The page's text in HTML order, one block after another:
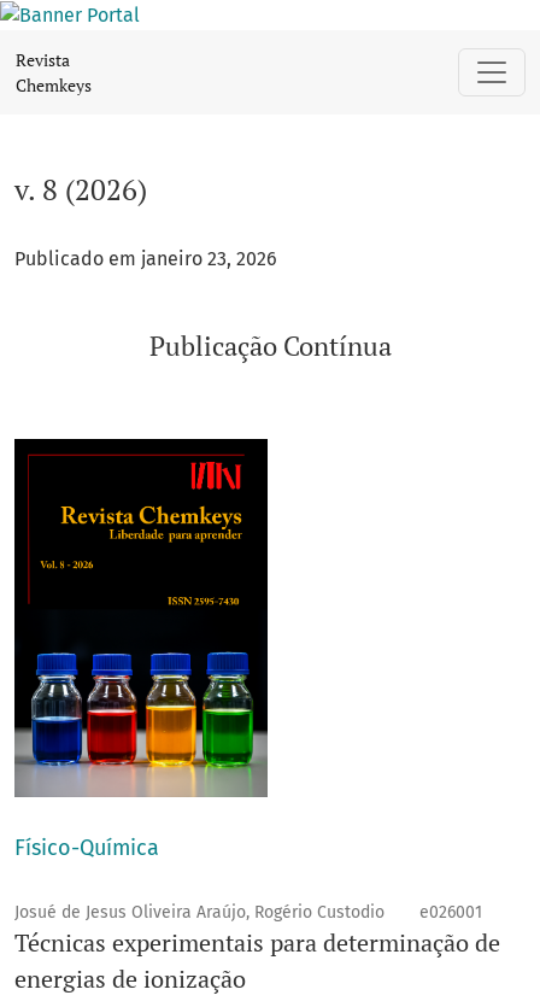
Revista
Chemkeys
v. 8 (2026)
Publicado em janeiro 23, 2026
Publicação Contínua
Físico-Química
Josué de Jesus Oliveira Araújo, Rogério Custodio e026001
Técnicas experimentais para determinação de
energias de ionização